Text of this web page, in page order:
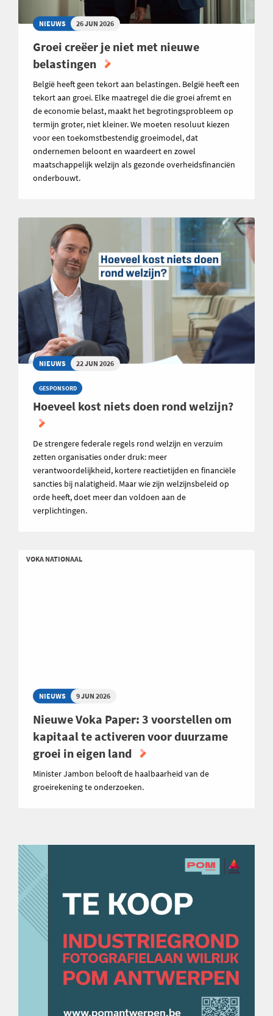
NIEUWS 26 JUN 2026
Groei creëer je niet met nieuwe
belastingen
België heeft geen tekort aan belastingen. België heeft een
tekort aan groei. Elke maatregel die die groei afremt en
de economie belast, maakt het begrotingsprobleem op
termijn groter, niet kleiner. We moeten resoluut kiezen
voor een toekomstbestendig groeimodel, dat
ondernemen beloont en waardeert en zowel
maatschappelijk welzijn als gezonde overheidsfinanciën
onderbouwt.
NIEUWS 22 JUN 2026
GESPONSORD
Hoeveel kost niets doen rond welzijn?
De strengere federale regels rond welzijn en verzuim
zetten organisaties onder druk: meer
verantwoordelijkheid, kortere reactietijden en financiële
sancties bij nalatigheid. Maar wie zijn welzijnsbeleid op
orde heeft, doet meer dan voldoen aan de
verplichtingen.
VOKA NATIONAAL
NIEUWS 9 JUN 2026
Nieuwe Voka Paper: 3 voorstellen om
kapitaal te activeren voor duurzame
groei in eigen land
Minister Jambon belooft de haalbaarheid van de
groeirekening te onderzoeken.